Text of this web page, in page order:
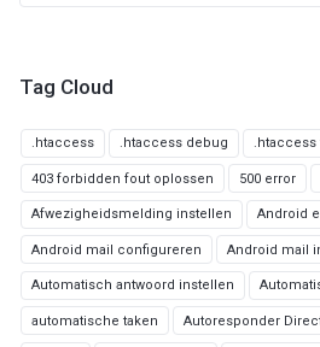
Tag Cloud
.htaccess .htaccess debug .htaccess
403 forbidden fout oplossen 500 error
Afwezigheidsmelding instellen Android
Android mail configureren Android mail
Automatisch antwoord instellen
automatische taken Autoresponder